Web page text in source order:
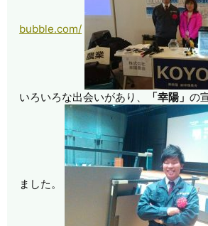
bubble.com/
いろいろな出会いがあり、 「幸陽」の
ました。